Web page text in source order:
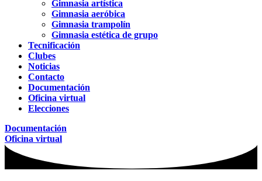
Gimnasia artística
Gimnasia aeróbica
Gimnasia trampolín
Gimnasia estética de grupo
Tecnificación
Clubes
Noticias
Contacto
Documentación
Oficina virtual
Elecciones
Documentación
Oficina virtual